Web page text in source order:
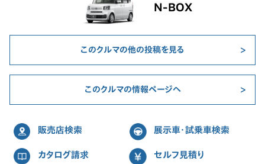
N-BOX
このクルマの他の投稿を見る
このクルマの情報ページへ
販売店検索 展示車・試乗車検索
カタログ請求 セルフ見積り